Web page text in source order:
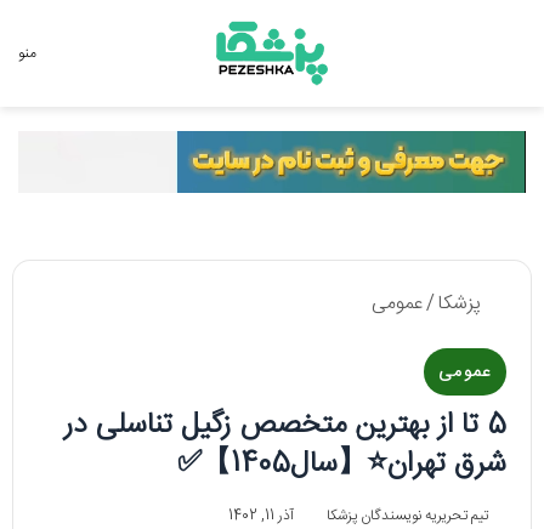
منو
پزشکا/عمومی
عمومی
5 تا از بهترین متخصص زگیل تناسلی در
شرق تهران⭐️【سال1405】✅
تیم تحریریه نویسندگان پزشکا
آذر 11, 1402